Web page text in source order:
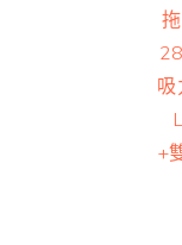
吸
+